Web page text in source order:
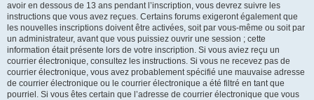
avoir en dessous de 13 ans pendant l’inscription, vous devrez suivre les
instructions que vous avez reçues. Certains forums exigeront également que
les nouvelles inscriptions doivent être activées, soit par vous-même ou soit par
un administrateur, avant que vous puissiez ouvrir une session ; cette
information était présente lors de votre inscription. Si vous aviez reçu un
courrier électronique, consultez les instructions. Si vous ne recevez pas de
courrier électronique, vous avez probablement spécifié une mauvaise adresse
de courrier électronique ou le courrier électronique a été filtré en tant que
pourriel. Si vous êtes certain que l’adresse de courrier électronique que vous